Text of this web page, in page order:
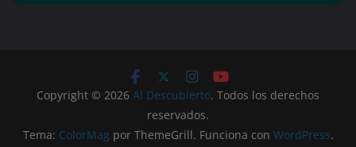
Copyright © 2026 Al Descubierto. Todos los derechos
reservados.
Tema: ColorMag por ThemeGrill. Funciona con WordPress.